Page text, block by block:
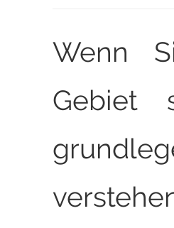
Wenn
Gebiet